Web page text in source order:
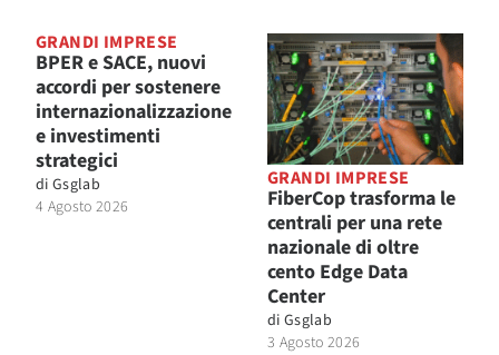
GRANDI IMPRESE
BPER e SACE, nuovi
accordi per sostenere
internazionalizzazione
e investimenti
strategici
di Gsglab
4 Agosto 2026
GRANDI IMPRESE
FiberCop trasforma le
centrali per una rete
nazionale di oltre
cento Edge Data
Center
di Gsglab
3 Agosto 2026